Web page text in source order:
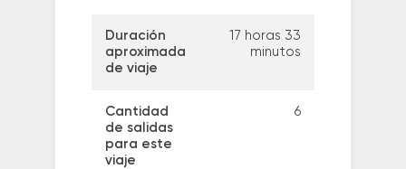
Duración
aproximada
de viaje
17 horas 33
minutos
Cantidad
de salidas
para este
viaje
6